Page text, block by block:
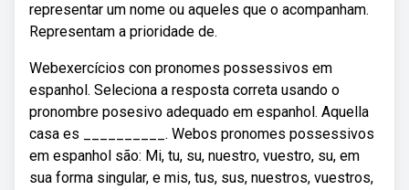
representar um nome ou aqueles que o acompanham.
Representam a prioridade de.
Webexercícios con pronomes possessivos em
espanhol. Seleciona a resposta correta usando o
pronombre posesivo adequado em espanhol. Aquella
casa es __________. Webos pronomes possessivos
em espanhol são: Mi, tu, su, nuestro, vuestro, su, em
sua forma singular, e mis, tus, sus, nuestros, vuestros,